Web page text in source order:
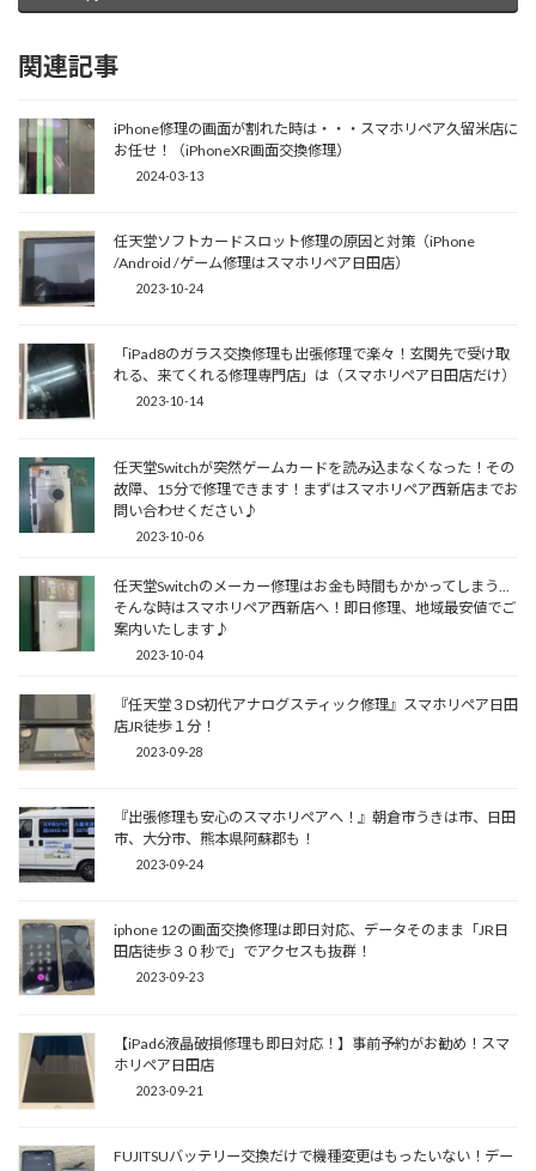
関連記事
iPhone修理の画面が割れた時は・・・スマホリペア久留米店に
お任せ！（iPhoneXR画面交換修理）
2024-03-13
任天堂ソフトカードスロット修理の原因と対策（iPhone
/Android /ゲーム修理はスマホリペア日田店）
2023-10-24
「iPad8のガラス交換修理も出張修理で楽々！玄関先で受け取
れる、来てくれる修理専門店」は（スマホリペア日田店だけ）
2023-10-14
任天堂Switchが突然ゲームカードを読み込まなくなった！その
故障、15分で修理できます！まずはスマホリペア西新店までお
問い合わせください♪
2023-10-06
任天堂Switchのメーカー修理はお金も時間もかかってしまう...
そんな時はスマホリペア西新店へ！即日修理、地域最安値でご
案内いたします♪
2023-10-04
『任天堂３DS初代アナログスティック修理』スマホリペア日田
店JR徒歩１分！
2023-09-28
『出張修理も安心のスマホリペアへ！』朝倉市うきは市、日田
市、大分市、熊本県阿蘇郡も！
2023-09-24
iphone 12の画面交換修理は即日対応、データそのまま「JR日
田店徒歩３０秒で」でアクセスも抜群！
2023-09-23
【iPad6液晶破損修理も即日対応！】事前予約がお勧め！スマ
ホリペア日田店
2023-09-21
FUJITSUバッテリー交換だけで機種変更はもったいない！デー